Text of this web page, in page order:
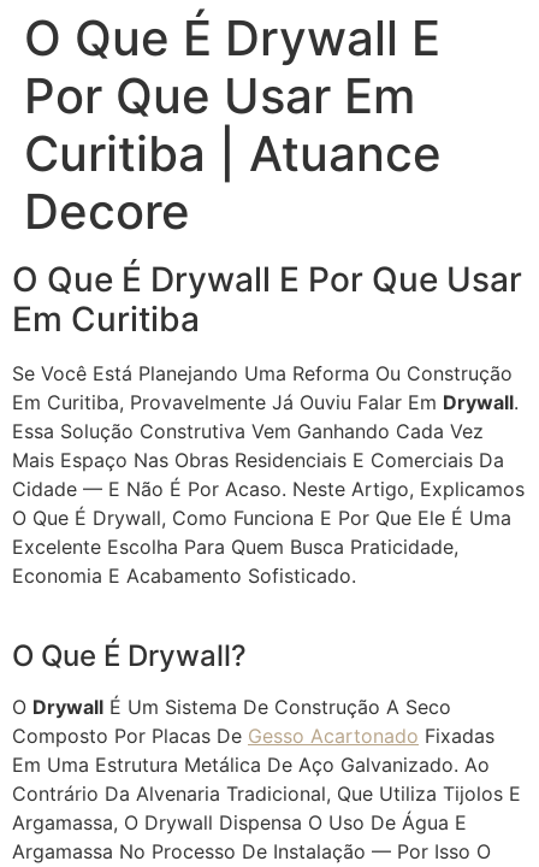
O Que É Drywall E
Por Que Usar Em
Curitiba | Atuance
Decore
O Que É Drywall E Por Que Usar
Em Curitiba
Se Você Está Planejando Uma Reforma Ou Construção
Em Curitiba, Provavelmente Já Ouviu Falar Em Drywall.
Essa Solução Construtiva Vem Ganhando Cada Vez
Mais Espaço Nas Obras Residenciais E Comerciais Da
Cidade — E Não É Por Acaso. Neste Artigo, Explicamos
O Que É Drywall, Como Funciona E Por Que Ele É Uma
Excelente Escolha Para Quem Busca Praticidade,
Economia E Acabamento Sofisticado.
O Que É Drywall?
O Drywall É Um Sistema De Construção A Seco
Composto Por Placas De Gesso Acartonado Fixadas
Em Uma Estrutura Metálica De Aço Galvanizado. Ao
Contrário Da Alvenaria Tradicional, Que Utiliza Tijolos E
Argamassa, O Drywall Dispensa O Uso De Água E
Argamassa No Processo De Instalação — Por Isso O